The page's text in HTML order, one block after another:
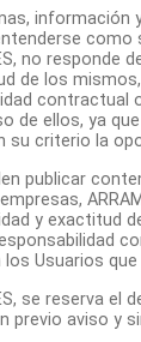
información
no responde
de los
contractual
de ellos, ya
su criterio la
publicar
ARRAM
y exactitud
Usuarios que
se reserva el
previo aviso y